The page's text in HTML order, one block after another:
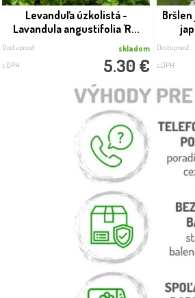
Levanduľa úzkolistá -
Lavandula angustifolia 'R...
Dostupnosť: skladom
s DPH 5.30 €
Dostupnosť:
s DPH